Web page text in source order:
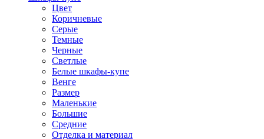
Цвет
Коричневые
Серые
Темные
Черные
Светлые
Белые шкафы-купе
Венге
Размер
Маленькие
Большие
Средние
Отделка и материал